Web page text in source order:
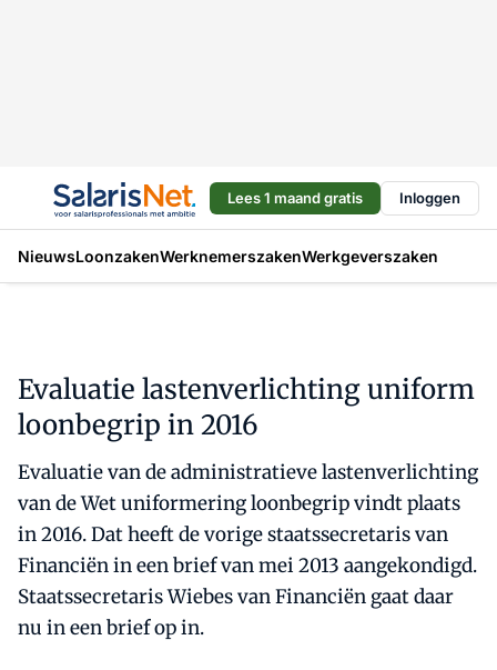
Lees 1 maand gratis Inloggen
NieuwsLoonzakenWerknemerszakenWerkgeverszaken
Evaluatie lastenverlichting uniform
loonbegrip in 2016
Evaluatie van de administratieve lastenverlichting
van de Wet uniformering loonbegrip vindt plaats
in 2016. Dat heeft de vorige staatssecretaris van
Financiën in een brief van mei 2013 aangekondigd.
Staatssecretaris Wiebes van Financiën gaat daar
nu in een brief op in.